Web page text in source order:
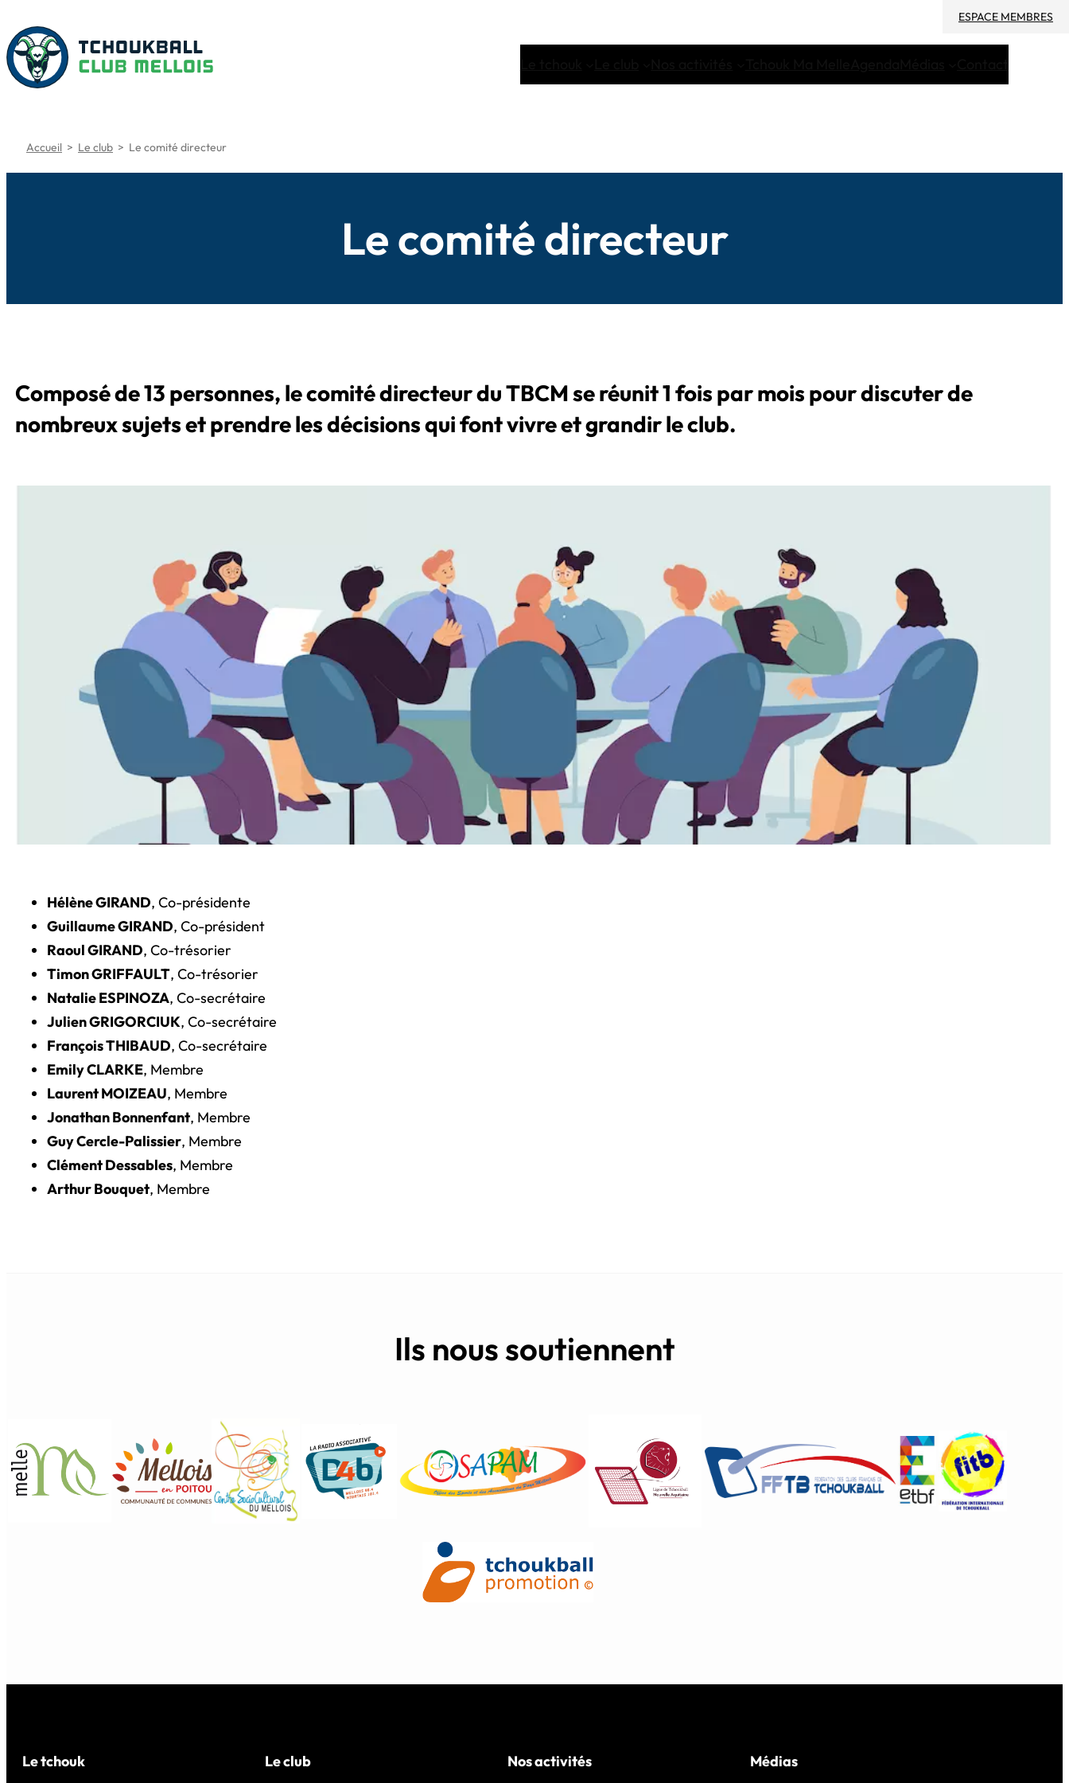
au
contenu
ESPACE MEMBRES
Accueil > Le club > Le comité directeur
Le comité directeur
Composé de 13 personnes, le comité directeur du TBCM se réunit 1 fois par mois pour discuter de
nombreux sujets et prendre les décisions qui font vivre et grandir le club.
Hélène GIRAND, Co-présidente
Guillaume GIRAND, Co-président
Raoul GIRAND, Co-trésorier
Timon GRIFFAULT, Co-trésorier
Natalie ESPINOZA, Co-secrétaire
Julien GRIGORCIUK, Co-secrétaire
François THIBAUD, Co-secrétaire
Emily CLARKE, Membre
Laurent MOIZEAU, Membre
Jonathan Bonnenfant, Membre
Guy Cercle-Palissier, Membre
Clément Dessables, Membre
Arthur Bouquet, Membre
Ils nous soutiennent
Le tchouk Le club Nos activités Médias